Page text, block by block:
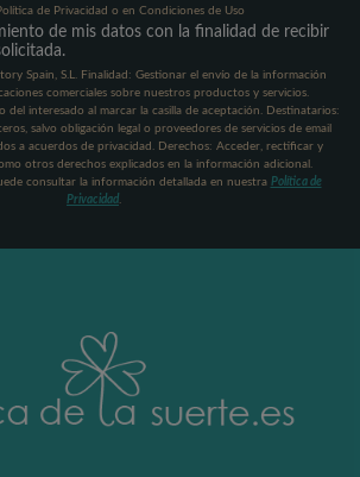
de Privacidad o en Condiciones de Uso
de mis datos con la finalidad de recibir
Spain, S.L. Finalidad: Gestionar el envío de la información
comerciales sobre nuestros productos y servicios.
del interesado al marcar la casilla de aceptación. Destinatarios:
salvo obligación legal o proveedores de servicios de email
a acuerdos de privacidad. Derechos: Acceder, rectificar y
otros derechos explicados en la información adicional.
consultar la información detallada en nuestra Política de
Privacidad